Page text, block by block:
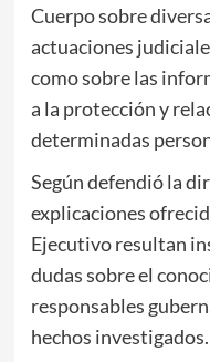
Cuerpo sobre
actuaciones
como sobre las
a la protección y
determinadas
Según defendió la
explicaciones
Ejecutivo resultan
dudas sobre el
responsables
hechos investigados.